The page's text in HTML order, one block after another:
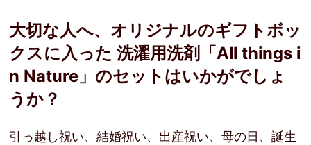
大切な人へ、オリジナルのギフトボッ
クスに入った 洗濯用洗剤「All things i
n Nature」のセットはいかがでしょ
うか？
引っ越し祝い、結婚祝い、出産祝い、母の日、誕生